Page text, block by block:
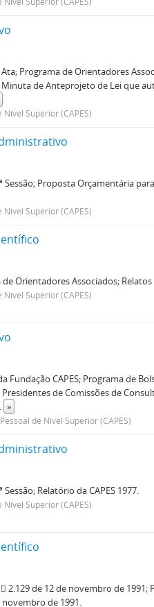
Programa de Orientadores
de Anteprojeto de Lei que
Superior (CAPES)
Sessão; Proposta Orçamentária
Superior (CAPES)
Orientadores Associados;
Superior (CAPES)
Fundação CAPES; Programa de
de Comissões de
»
de Nível Superior (CAPES)
Relatório da CAPES 1977.
Superior (CAPES)
de 12 de novembro de 1991;
novembro de 1991.